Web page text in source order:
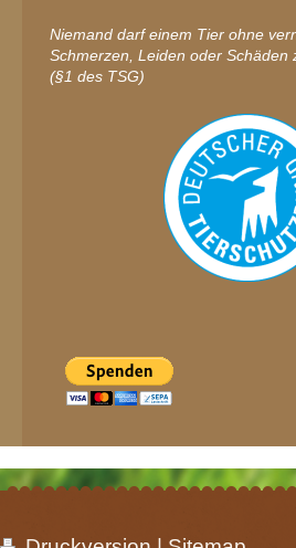
Niemand darf einem Tier ohne
Schmerzen, Leiden oder Schäden
(§1 des TSG)